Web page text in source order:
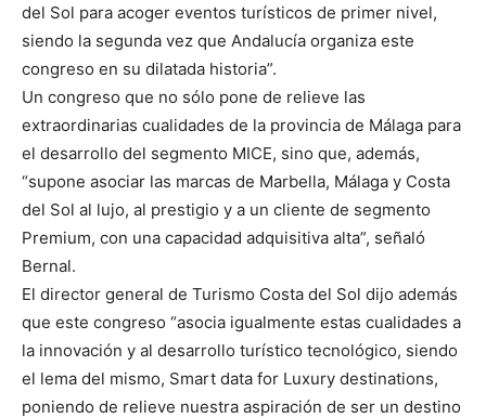
del Sol para acoger eventos turísticos de primer nivel,
siendo la segunda vez que Andalucía organiza este
congreso en su dilatada historia”.
Un congreso que no sólo pone de relieve las
extraordinarias cualidades de la provincia de Málaga para
el desarrollo del segmento MICE, sino que, además,
“supone asociar las marcas de Marbella, Málaga y Costa
del Sol al lujo, al prestigio y a un cliente de segmento
Premium, con una capacidad adquisitiva alta”, señaló
Bernal.
El director general de Turismo Costa del Sol dijo además
que este congreso “asocia igualmente estas cualidades a
la innovación y al desarrollo turístico tecnológico, siendo
el lema del mismo, Smart data for Luxury destinations,
poniendo de relieve nuestra aspiración de ser un destino